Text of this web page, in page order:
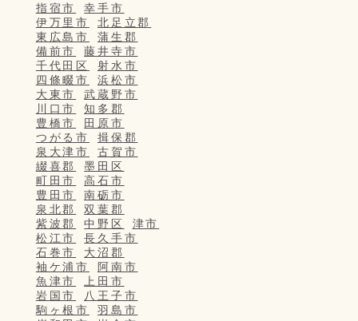
指宿市
幸手市
伊万里市
北足立郡
東広島市
蒲生郡
備前市
藤井寺市
千代田区
射水市
四條畷市
浜松市
大東市
武蔵野市
川口市
知多郡
豊橋市
田原市
つがる市
揖保郡
泉大津市
古賀市
綴喜郡
墨田区
町田市
高石市
豊田市
南砺市
泉北郡
双葉郡
紫波郡
中野区
津市
松江市
長久手市
石巻市
大沼郡
袖ケ浦市
阿南市
魚津市
上田市
岩国市
八王子市
駒ヶ根市
羽島市